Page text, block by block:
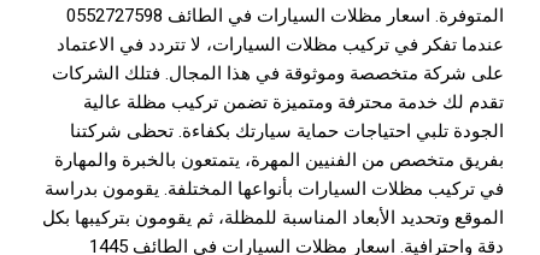
المتوفرة. اسعار مظلات السيارات في الطائف 0552727598
عندما تفكر في تركيب مظلات السيارات، لا تتردد في الاعتماد
على شركة متخصصة وموثوقة في هذا المجال. فتلك الشركات
تقدم لك خدمة محترفة ومتميزة تضمن تركيب مظلة عالية
الجودة تلبي احتياجات حماية سيارتك بكفاءة. تحظى شركتنا
بفريق متخصص من الفنيين المهرة، يتمتعون بالخبرة والمهارة
في تركيب مظلات السيارات بأنواعها المختلفة. يقومون بدراسة
الموقع وتحديد الأبعاد المناسبة للمظلة، ثم يقومون بتركيبها بكل
دقة واحترافية. اسعار مظلات السيارات في الطائف 1445